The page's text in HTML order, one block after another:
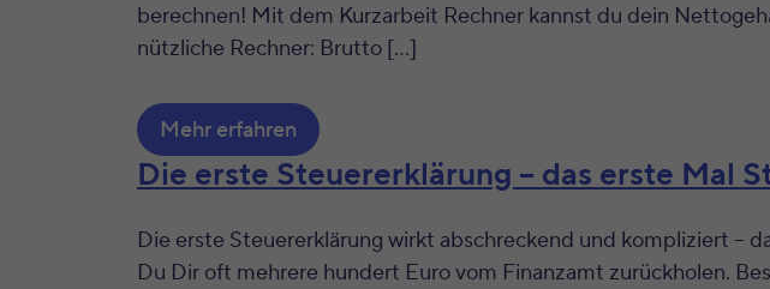
berechnen! Mit dem Kurzarbeit Rechner kannst du dein
nützliche Rechner: Brutto […]
Mehr erfahren
Die erste Steuererklärung – das erste Mal
Die erste Steuererklärung wirkt abschreckend und kompliziert –
Du Dir oft mehrere hundert Euro vom Finanzamt zurückholen.